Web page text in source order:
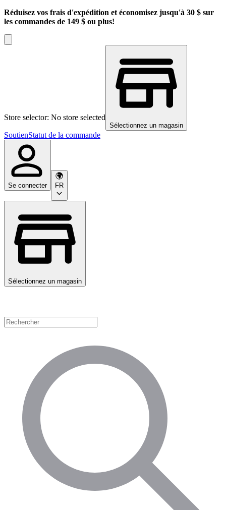
Réduisez vos frais d'expédition et économisez jusqu'à 30 $ sur
les commandes de 149 $ ou plus!
Store selector: No store selected
Sélectionnez un magasin
SoutienStatut de la commande
Se connecter FR
Sélectionnez un magasin